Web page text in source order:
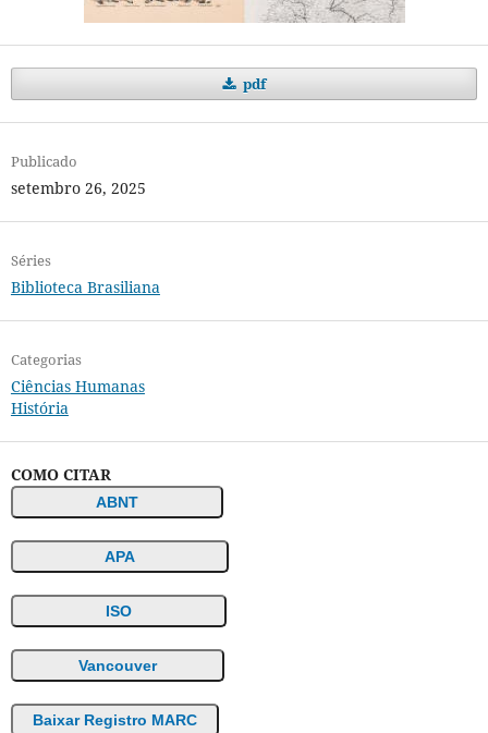
pdf
Publicado
setembro 26, 2025
Séries
Biblioteca Brasiliana
Categorias
Ciências Humanas
História
COMO CITAR
ABNT
APA
ISO
Vancouver
Baixar Registro MARC